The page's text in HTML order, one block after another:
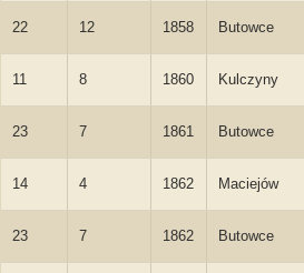
22 12 1858 Butowce
11 8 1860 Kulczyny
23 7 1861 Butowce
14 4 1862 Maciejów
23 7 1862 Butowce